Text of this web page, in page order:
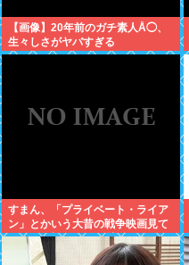
【画像】20年前のガチ素人Å◯、
生々しさがヤバすぎる
すまん、「プライベート・ライア
ン」とかいう大昔の戦争映画見て
みたら最初の30分で地獄なんだ
が…これずっと続く感じ？